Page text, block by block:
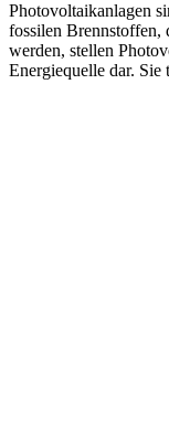
Photovoltaikanlagen
fossilen Brennstoffen,
werden, stellen
Energiequelle dar.